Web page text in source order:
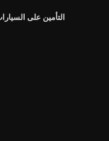
التأمين على